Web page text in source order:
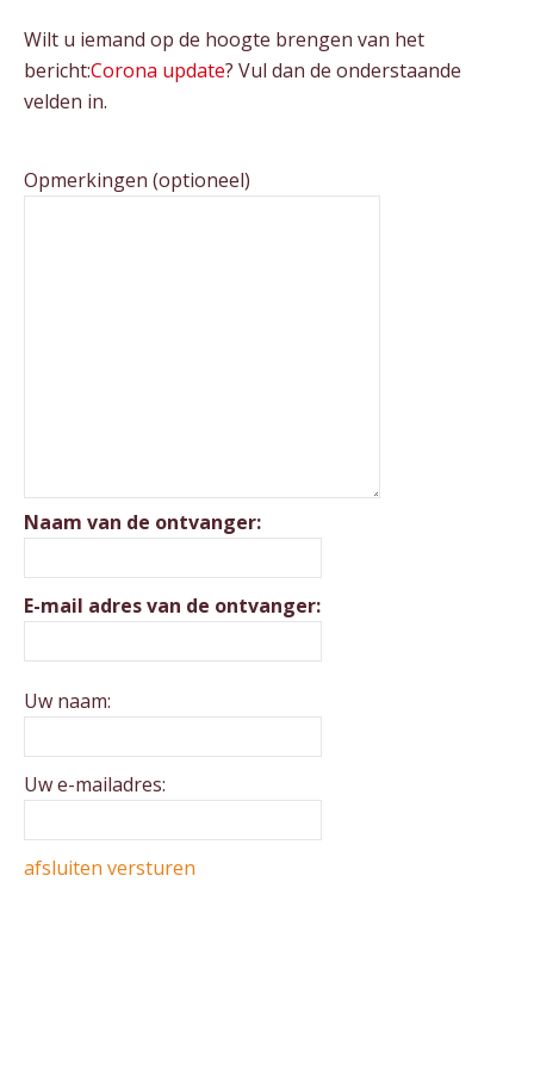
Wilt u iemand op de hoogte brengen van het
bericht:Corona update? Vul dan de onderstaande
velden in.
Opmerkingen (optioneel)
Naam van de ontvanger:
E-mail adres van de ontvanger:
Uw naam:
Uw e-mailadres:
afsluiten versturen